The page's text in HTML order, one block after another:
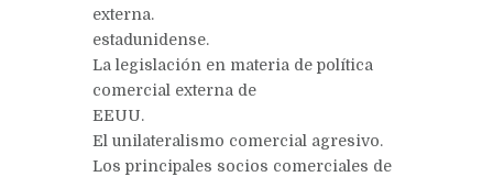
externa.
estadunidense.
La legislación en materia de política
comercial externa de
EEUU.
El unilateralismo comercial agresivo.
Los principales socios comerciales de